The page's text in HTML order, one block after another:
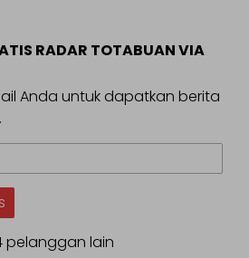
RADAR TOTABUAN VIA
Anda untuk dapatkan berita
pelanggan lain